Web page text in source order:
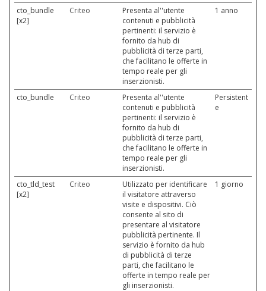
cto_bundle
[x2]
Criteo
Presenta al''utente
contenuti e pubblicità
pertinenti: il servizio è
fornito da hub di
pubblicità di terze parti,
che facilitano le offerte in
tempo reale per gli
inserzionisti.
1 anno
cto_bundle Criteo
Presenta al''utente
contenuti e pubblicità
pertinenti: il servizio è
fornito da hub di
pubblicità di terze parti,
che facilitano le offerte in
tempo reale per gli
inserzionisti.
Persistent
e
cto_tld_test
[x2]
Criteo
Utilizzato per identificare
il visitatore attraverso
visite e dispositivi. Ciò
consente al sito di
presentare al visitatore
pubblicità pertinente. Il
servizio è fornito da hub
di pubblicità di terze
parti, che facilitano le
offerte in tempo reale per
gli inserzionisti.
1 giorno